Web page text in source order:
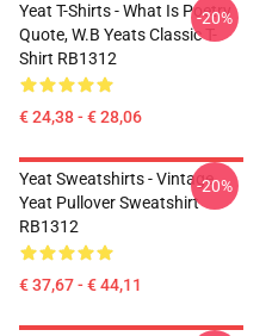
Yeat T-Shirts - What Is Poetry
Quote, W.B Yeats Classic T-
Shirt RB1312
€ 24,38 - € 28,06
-20%
Yeat Sweatshirts - Vintage
Yeat Pullover Sweatshirt
RB1312
€ 37,67 - € 44,11
-20%